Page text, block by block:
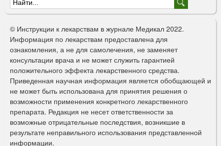
Ф
о
р
м
а
п
о
и
с
© Инструкции к лекарствам в журнале Медикал 2022.
Информация по лекарствам предоставлена для
ознакомления, а не для самолечения, не заменяет
консультации врача и не может служить гарантией
положительного эффекта лекарственного средства.
Приведенная научная информация является обобщающей и
не может быть использована для принятия решения о
возможности применения конкретного лекарственного
препарата. Редакция не несет ответственности за
возможные отрицательные последствия, возникшие в
результате неправильного использования представленной
информации.